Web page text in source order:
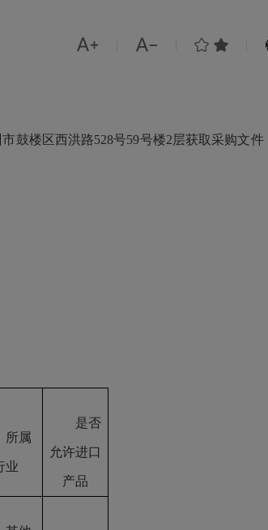
   
鼓楼区西洪路528号59号楼2层获取采购文件
所属
业
是否
允许进口
产品